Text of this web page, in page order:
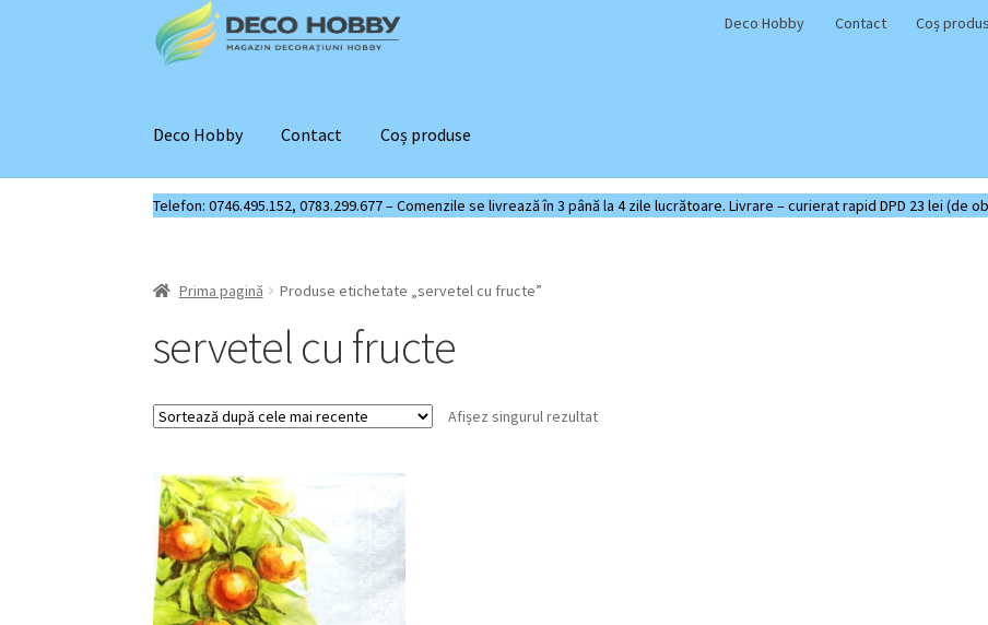
Sari
la
navigare
Sari
la
conținut
Deco Hobby Contact Coș
Deco Hobby Contact Coș produse
Telefon: 0746.495.152, 0783.299.677 – Comenzile se livrează în 3 până la 4 zile lucrătoare. Livrare – curierat rapid DPD 23 lei (de
Prima pagină Produse etichetate „servetel cu fructe”
servetel cu fructe
Afișez singurul rezultat